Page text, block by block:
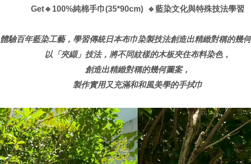
Get🔹100%純棉手巾(35*90cm) 🔹藍染文化與特殊技法學習
體驗百年藍染工藝，學習傳統日本布巾染製技法創造出精緻對稱的幾何
以「夾纈」技法，將不同紋樣的木板夾住布料染色，
創造出精緻對稱的幾何圖案，
製作實用又充滿和和風美學的手拭巾